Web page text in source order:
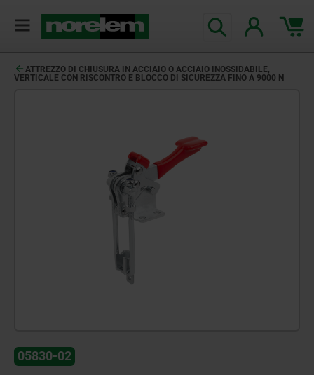
ATTREZZO DI CHIUSURA IN ACCIAIO O ACCIAIO INOSSIDABILE,
VERTICALE CON RISCONTRO E BLOCCO DI SICUREZZA FINO A 9000 N
05830-02